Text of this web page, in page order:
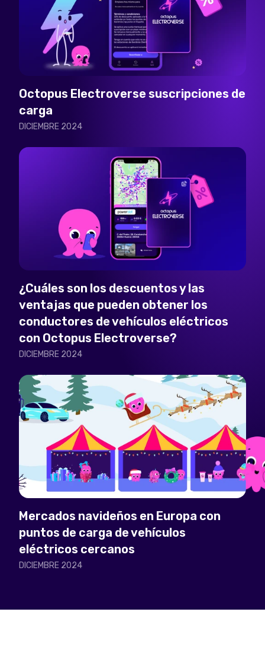
Octopus Electroverse suscripciones de
carga
DICIEMBRE 2024
¿Cuáles son los descuentos y las
ventajas que pueden obtener los
conductores de vehículos eléctricos
con Octopus Electroverse?
DICIEMBRE 2024
Mercados navideños en Europa con
puntos de carga de vehículos
eléctricos cercanos
DICIEMBRE 2024